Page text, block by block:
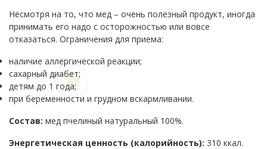
Несмотря на то, что мед – очень полезный продукт, иногда
принимать его надо с осторожностью или вовсе
отказаться. Ограничения для приема:
наличие аллергической реакции;
сахарный диабет;
детям до 1 года;
при беременности и грудном вскармливании.
Состав: мед пчелиный натуральный 100%.
Энергетическая ценность (калорийность): 310 ккал.